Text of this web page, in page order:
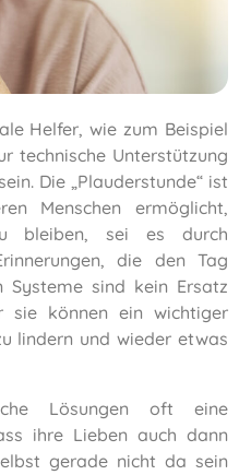
Helfer, wie zum Beispiel
technische Unterstützung
Die „Plauderstunde“ ist
Menschen ermöglicht,
bleiben, sei es durch
die den Tag
Systeme sind kein Ersatz
sie können ein wichtiger
lindern und wieder etwas
Lösungen oft eine
ihre Lieben auch dann
gerade nicht da sein